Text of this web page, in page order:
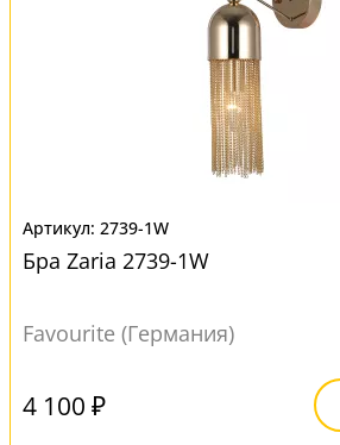
2739-1W
Бра Zaria 2739-1W
Favourite (Германия)
4 100 ₽